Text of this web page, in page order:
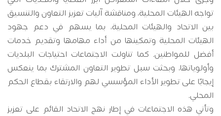
تواجه الهيئات المحلية، ومناقشة آليات تعزيز التعاون والتنسيق
بين الاتحاد والهيئات المحلية، بما يسهم في دعم جهود
الهيئات المحلية وتمكينها من أداء مهامها وتقديم خدمات
أفضل للمواطنين. كما تناولت الاجتماعات احتياجات البلديات
وأولوياتها، وبحثت سبل تطوير التعاون المشترك بما ينعكس
إيجابًا على تطوير الأداء المؤسسي لهم والارتقاء بقطاع الحكم
المحلي.
وتأتي هذه الاجتماعات في إطار نهج الاتحاد القائم على تعزيز